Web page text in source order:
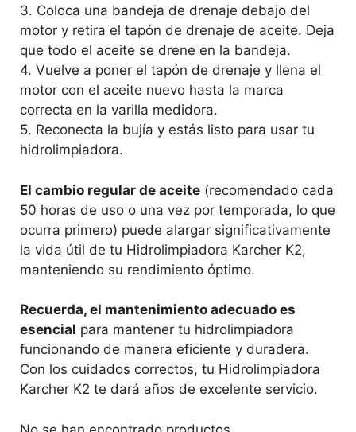
3. Coloca una bandeja de drenaje debajo del
motor y retira el tapón de drenaje de aceite. Deja
que todo el aceite se drene en la bandeja.
4. Vuelve a poner el tapón de drenaje y llena el
motor con el aceite nuevo hasta la marca
correcta en la varilla medidora.
5. Reconecta la bujía y estás listo para usar tu
hidrolimpiadora.
El cambio regular de aceite (recomendado cada
50 horas de uso o una vez por temporada, lo que
ocurra primero) puede alargar significativamente
la vida útil de tu Hidrolimpiadora Karcher K2,
manteniendo su rendimiento óptimo.
Recuerda, el mantenimiento adecuado es
esencial para mantener tu hidrolimpiadora
funcionando de manera eficiente y duradera.
Con los cuidados correctos, tu Hidrolimpiadora
Karcher K2 te dará años de excelente servicio.